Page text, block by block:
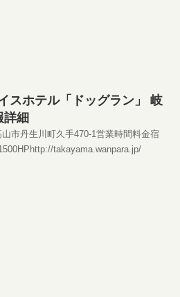
スホテル「ドッグラン」 岐
詳細
市丹生川町久手470-1営業時間料金宿
takayama.wanpara.jp/